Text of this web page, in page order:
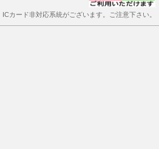
カード非対応系統がございます。ご注意下さい。